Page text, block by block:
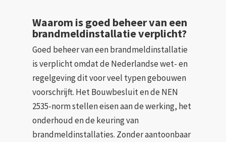
Waarom is goed beheer van een
brandmeldinstallatie verplicht?
Goed beheer van een brandmeldinstallatie
is verplicht omdat de Nederlandse wet- en
regelgeving dit voor veel typen gebouwen
voorschrijft. Het Bouwbesluit en de NEN
2535-norm stellen eisen aan de werking, het
onderhoud en de keuring van
brandmeldinstallaties. Zonder aantoonbaar